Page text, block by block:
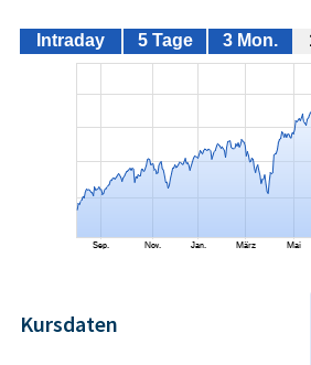
Intraday 5 Tage 3 Mon.
Kursdaten